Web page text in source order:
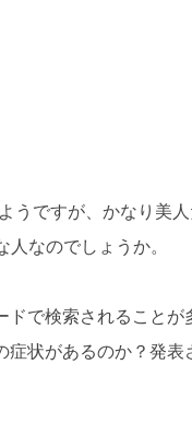
うですが、かなり美
なのでしょうか。
ドで検索されることが
状があるのか？発表